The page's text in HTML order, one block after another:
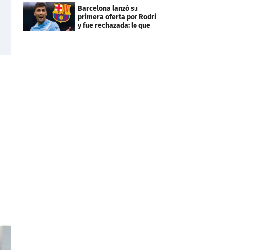
Barcelona lanzó su
primera oferta por Rodri
y fue rechazada: lo que